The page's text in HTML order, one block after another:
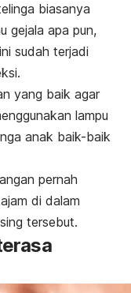
biasanya
gejala apa pun,
sudah terjadi
yang baik agar
lampu
anak baik-baik
pernah
di dalam
tersebut.